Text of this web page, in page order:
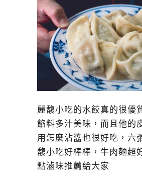
麗馥小吃的水餃真的很優
餡料多汁美味，而且他的
用怎麼沾醬也很好吃，六
馥小吃好棒棒，牛肉麵超
點滷味推薦給大家